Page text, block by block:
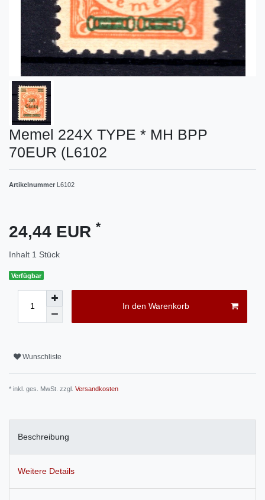
Memel 224X TYPE * MH BPP
70EUR (L6102
Artikelnummer L6102
24,44 EUR *
Inhalt 1 Stück
Verfügbar
In den Warenkorb
Wunschliste
* inkl. ges. MwSt. zzgl. Versandkosten
Beschreibung
Weitere Details